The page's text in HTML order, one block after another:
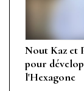
Nout Kaz et
pour
l'Hexagone